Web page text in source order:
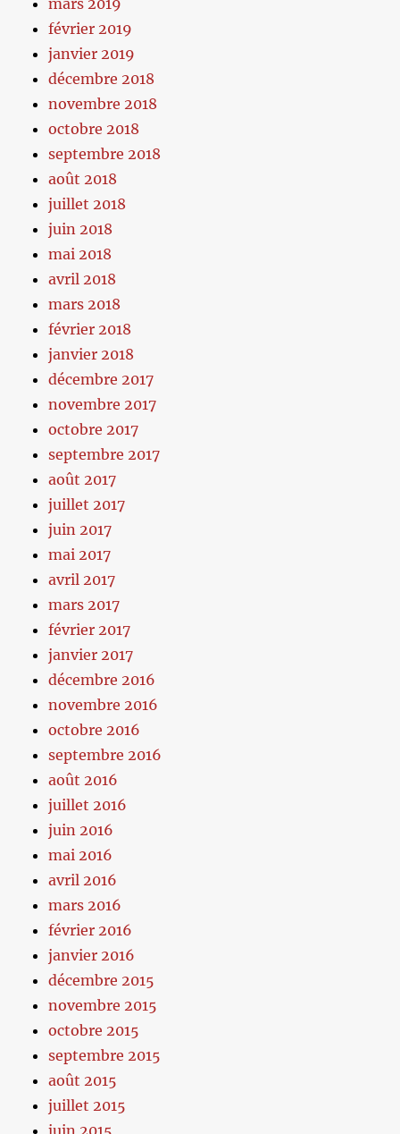
mars 2019
février 2019
janvier 2019
décembre 2018
novembre 2018
octobre 2018
septembre 2018
août 2018
juillet 2018
juin 2018
mai 2018
avril 2018
mars 2018
février 2018
janvier 2018
décembre 2017
novembre 2017
octobre 2017
septembre 2017
août 2017
juillet 2017
juin 2017
mai 2017
avril 2017
mars 2017
février 2017
janvier 2017
décembre 2016
novembre 2016
octobre 2016
septembre 2016
août 2016
juillet 2016
juin 2016
mai 2016
avril 2016
mars 2016
février 2016
janvier 2016
décembre 2015
novembre 2015
octobre 2015
septembre 2015
août 2015
juillet 2015